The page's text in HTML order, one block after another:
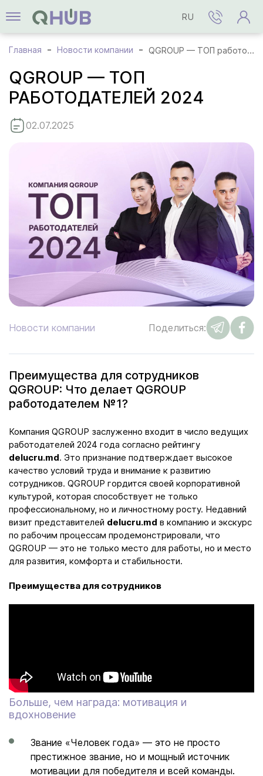
RU
Главная Новости компании QGROUP — ТОП работодателей 2024
QGROUP — ТОП
РАБОТОДАТЕЛЕЙ 2024
02.07.2025
Новости компании Поделиться:
Преимущества для сотрудников
QGROUP: Что делает QGROUP
работодателем №1?
Компания QGROUP заслуженно входит в число ведущих
работодателей 2024 года согласно рейтингу
delucru.md. Это признание подтверждает высокое
качество условий труда и внимание к развитию
сотрудников. QGROUP гордится своей корпоративной
культурой, которая способствует не только
профессиональному, но и личностному росту. Недавний
визит представителей delucru.md в компанию и экскурс
по рабочим процессам продемонстрировали, что
QGROUP — это не только место для работы, но и место
для развития, комфорта и стабильности.
Преимущества для сотрудников
Больше, чем награда: мотивация и
вдохновение
Звание «Человек года» — это не просто
престижное звание, но и мощный источник
мотивации для победителя и всей команды.